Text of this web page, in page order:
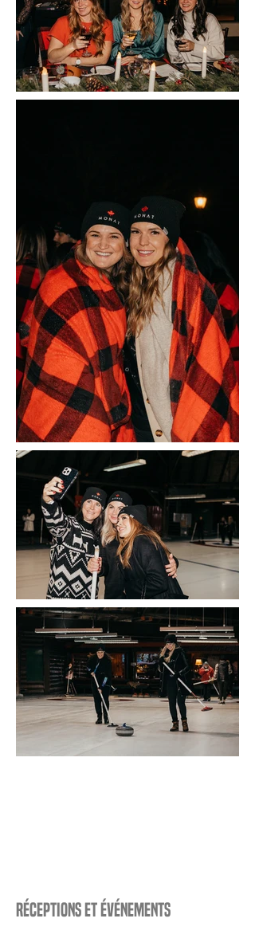
Réceptions et événements